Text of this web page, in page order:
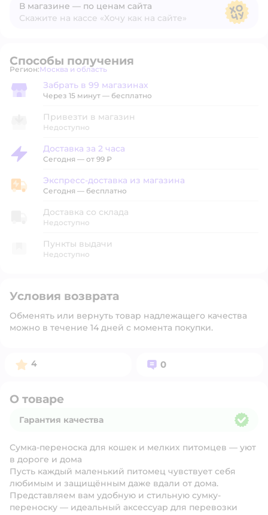
В магазине — по ценам сайта
Скажите на кассе «Хочу как на сайте»
Способы получения
Регион: Выбор адреса доставки.
Москва и область
Забрать в магазине
Забрать в 99 магазинах
Через 15 минут — бесплатно
Привезти в магазин
Недоступно
Доставка за 2 часа
Доставка за 2 часа
Сегодня — от 99 ₽
Экспресс-доставка из магазина
Экспресс-доставка из магазина
Сегодня — бесплатно
Доставка со склада
Недоступно
Пункты выдачи
Недоступно
Условия возврата
Обменять или вернуть товар надлежащего качества
можно в течение 14 дней с момента покупки.
Рейтинг:
4 Вопросов:
0
О товаре
Гарантия качества
Сумка-переноска для кошек и мелких питомцев — уют
в дороге и дома
Пусть каждый маленький питомец чувствует себя
любимым и защищённым даже вдали от дома.
Представляем вам удобную и стильную сумку-
переноску — идеальный аксессуар для перевозки